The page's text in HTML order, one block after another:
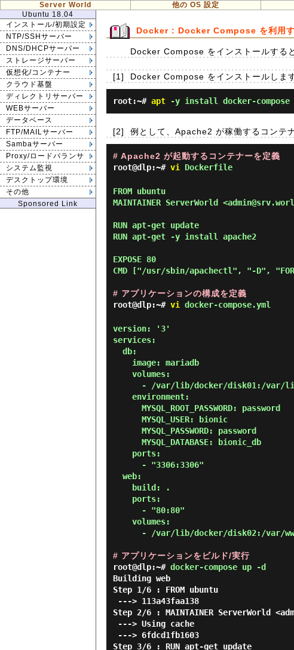
Server World 他の OS 設定
Ubuntu 18.04
インストール/初期設定
NTP/SSHサーバー
DNS/DHCPサーバー
ストレージサーバー
仮想化/コンテナー
クラウド基盤
ディレクトリサーバー
WEBサーバー
データベース
FTP/MAILサーバー
Sambaサーバー
Proxy/ロードバランサ
システム監視
デスクトップ環境
その他
Sponsored Link
Docker : Docker Compose を利用
Docker Compose をインストールする
[1] Docker Compose をインストールします
root:~# apt -y install docker-compose
[2] 例として、Apache2 が稼働するコンテ
# Apache2 が起動するコンテナーを定義
root@dlp:~# vi Dockerfile
FROM ubuntu
MAINTAINER ServerWorld
RUN apt-get update
RUN apt-get -y install apache2
EXPOSE 80
CMD ["/usr/sbin/apachectl", "-D",
# アプリケーションの構成を定義
root@dlp:~# vi docker-compose.yml
version: '3'
services:
# アプリケーションをビルド/実行
root@dlp:~# docker-compose up -d
Building web
Step 1/6 : FROM ubuntu
Step 2/6 : MAINTAINER ServerWorld
Step 3/6 : RUN apt-get update